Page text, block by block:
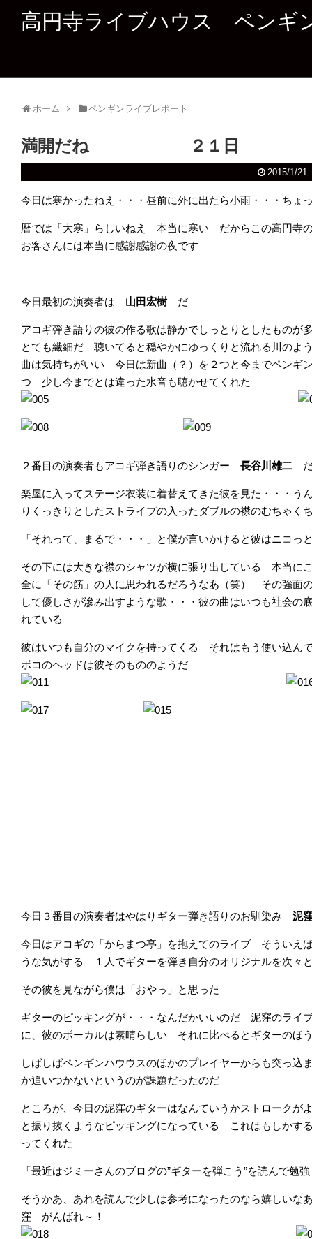
高円寺ライブハウス ペンギ
ホーム ペンギンライブレポート
満開だね ２１日
2015/1/21
今日は寒かったねえ・・・昼前に外に出たら小雨・・・ちょ
暦では「大寒」らしいねえ 本当に寒い だからこの高円寺
お客さんには本当に感謝感謝の夜です
今日最初の演奏者は 山田宏樹だ
アコギ弾き語りの彼の作る歌は静かでしっとりとしたもの
とても繊細だ 聴いてると穏やかにゆっくりと流れる川のよ
曲は気持ちがいい 今日は新曲（？）を２つと今までペンギ
つ 少し今までとは違った水音も聴かせてくれた
２番目の演奏者もアコギ弾き語りのシンガー 長谷川雄二
楽屋に入ってステージ衣装に着替えてきた彼を見た・・・う
りくっきりとしたストライプの入ったダブルの襟のむちゃく
「それって、まるで・・・」と僕が言いかけると彼はニコっ
その下には大きな襟のシャツが横に張り出している 本当に
全に「その筋」の人に思われるだろうなあ（笑） その強面
して優しさが滲み出すような歌・・・彼の曲はいつも社会の
れている
彼はいつも自分のマイクを持ってくる それはもう使い込ん
ボコのヘッドは彼そのもののようだ
今日３番目の演奏者はやはりギター弾き語りのお馴染み 泥
今日はアコギの「からまつ亭」を抱えてのライブ そういえ
うな気がする １人でギターを弾き自分のオリジナルを次々
その彼を見ながら僕は「おやっ」と思った
ギターのピッキングが・・・なんだかいいのだ 泥窪のライ
に、彼のボーカルは素晴らしい それに比べるとギターのほ
しばしばペンギンハウウスのほかのプレイヤーからも突っ込
か追いつかないというのが課題だったのだ
ところが、今日の泥窪のギターはなんていうかストローク
と振り抜くようなピッキングになっている これはもしかす
ってくれた
「最近はジミーさんのブログの”ギターを弾こう”を読んで勉
そうかあ、あれを読んで少しは参考になったのなら嬉しい
窪 がんばれ～！